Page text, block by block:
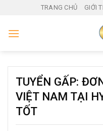
content
TRANG CHỦ GIỚI
TUYỂN GẤP:
VIỆT NAM TẠI
TỐT